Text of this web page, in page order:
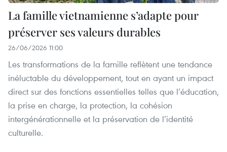
La famille vietnamienne s’adapte pour
préserver ses valeurs durables
26/06/2026 11:00
Les transformations de la famille reflètent une tendance
inéluctable du développement, tout en ayant un impact
direct sur des fonctions essentielles telles que l’éducation,
la prise en charge, la protection, la cohésion
intergénérationnelle et la préservation de l’identité
culturelle.